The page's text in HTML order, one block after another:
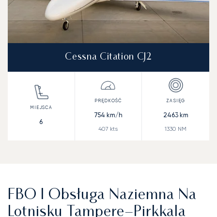
Cessna Citation CJ2
6
754 km/h
407 kts
2463km
1330 NM
FBO I Obsługa Naziemna Na
Lotnisku Tampere–Pirkkala